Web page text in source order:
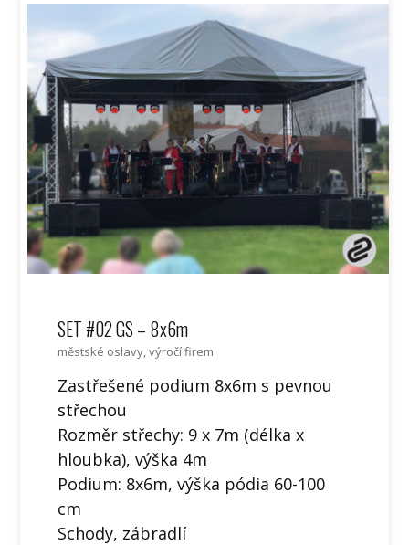
SET #02 GS – 8x6m
městské oslavy, výročí firem
Zastřešené podium 8x6m s pevnou
střechou
Rozměr střechy: 9 x 7m (délka x
hloubka), výška 4m
Podium: 8x6m, výška pódia 60-100
cm
Schody, zábradlí